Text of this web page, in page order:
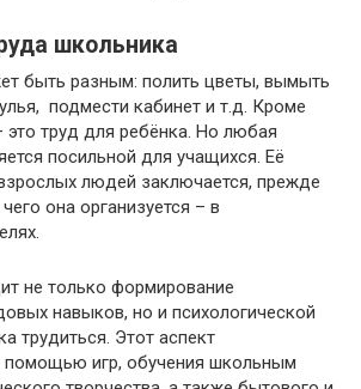
школьника
быть разным: полить цветы, вымыть
подмести кабинет и т.д. Кроме
это труд для ребёнка. Но любая
посильной для учащихся. Её
людей заключается, прежде
она организуется – в
не только формирование
навыков, но и психологической
трудиться. Этот аспект
помощью игр, обучения школьным